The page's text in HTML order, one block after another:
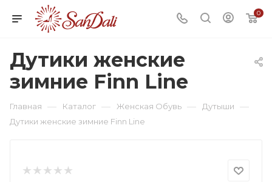
0
Дутики женские
зимние Finn Line
Главная — Каталог — Женская Обувь — Дутыши —
Дутики женские зимние Finn Line